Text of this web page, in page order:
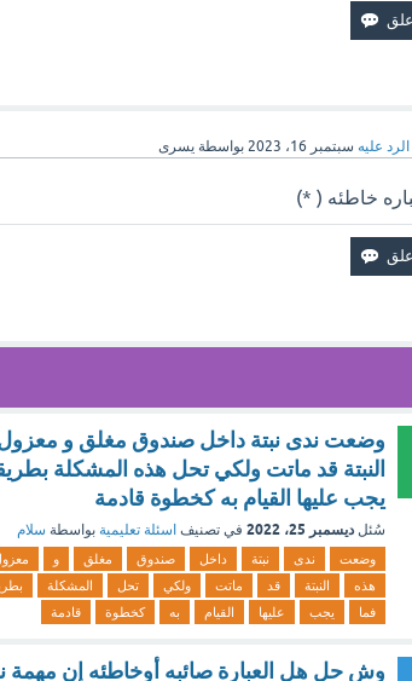
عليه سبتمبر 16، 2023 بواسطةيسرى
خاطئه ( *)
وضعت ندى نبتة داخل صندوق مغلق و
النبتة قد ماتت ولكي تحل هذه المشكلة
يجب عليها القيام به كخطوة قادمة
سُئل ديسمبر 25، 2022 في تصنيف اسئلة تعليمية بواسطة سلام
وضعت ندى نبتة داخل صندوق مغلق و
هذه
النبتة قد ماتت ولكي تحل المشكلة
فما
يجب عليها القيام به كخطوة قادمة
وش حل هل العبارة صائبه أوخاطئه إن مهمة